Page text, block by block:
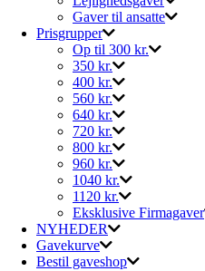
Gaver til ansatte
Prisgrupper
Op til 300 kr.
350 kr.
400 kr.
560 kr.
640 kr.
720 kr.
800 kr.
960 kr.
1040 kr.
1120 kr.
Eksklusive Firmagaver
NYHEDER
Gavekurve
Bestil gaveshop